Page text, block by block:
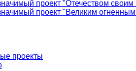
проект "Отечеством своим
проект "Великим
проекты